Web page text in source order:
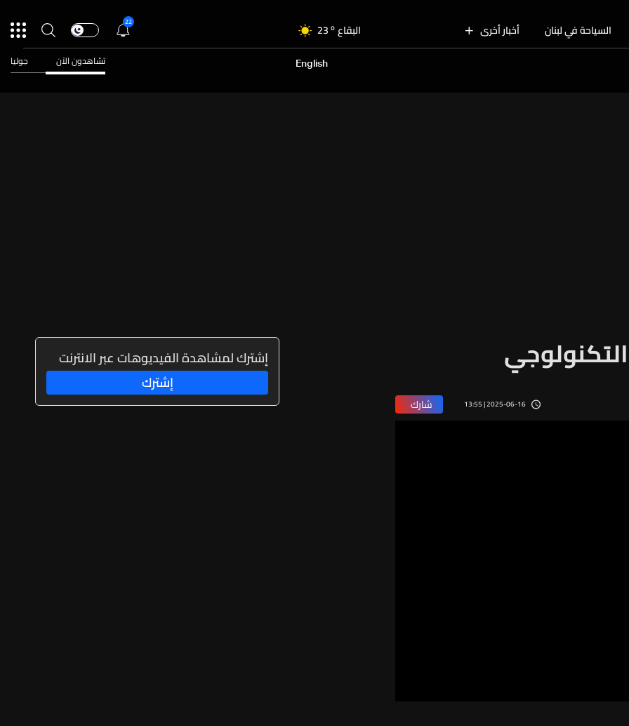
السياحة في لبنان أخبار أخرى البقاع 23 o
الجنوب 26o
27
22
English تشاهدون الآن جوليا
2025-06-16 | 13:55 شارك
إشترك لمشاهدة الفيديوهات عبر الانترنت
إشترك